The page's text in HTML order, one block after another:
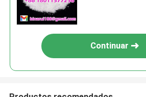
Continuar